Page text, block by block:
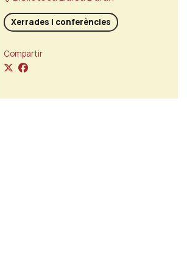
Xerrades i conferències
Compartir